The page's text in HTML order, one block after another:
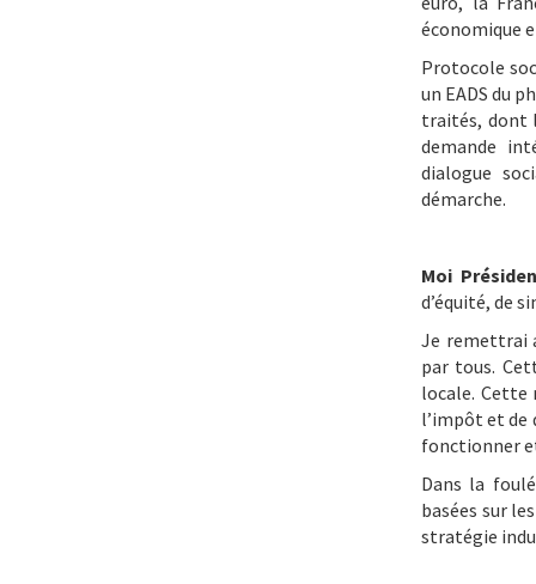
économique
Protocole
un EADS du
traités, dont
demande
dialogue
démarche.
Moi
d’équité, de
Je remettrai
par tous.
locale. Cette
l’impôt et de
fonctionner
Dans la
basées sur
stratégie